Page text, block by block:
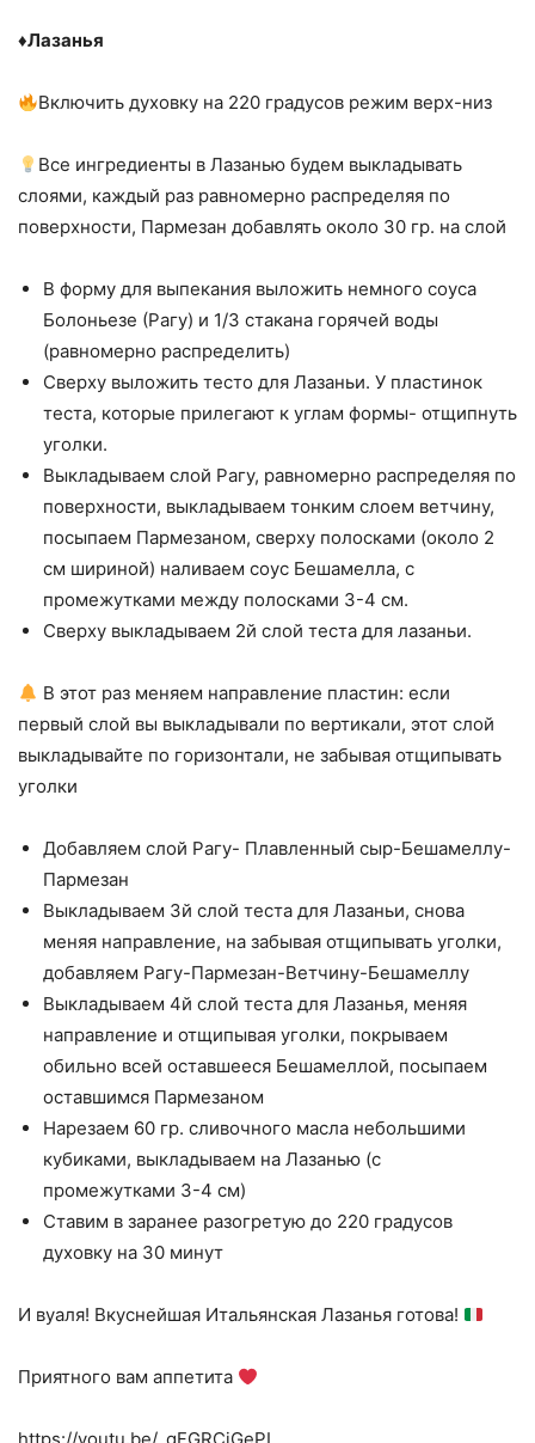
♦️Лазанья
Включить духовку на 220 градусов режим верх-низ
Все ингредиенты в Лазанью будем выкладывать
слоями, каждый раз равномерно распределяя по
поверхности, Пармезан добавлять около 30 гр. на слой
В форму для выпекания выложить немного соуса
Болоньезе (Рагу) и 1/3 стакана горячей воды
(равномерно распределить)
Сверху выложить тесто для Лазаньи. У пластинок
теста, которые прилегают к углам формы- отщипнуть
уголки.
Выкладываем слой Рагу, равномерно распределяя по
поверхности, выкладываем тонким слоем ветчину,
посыпаем Пармезаном, сверху полосками (около 2
см шириной) наливаем соус Бешамелла, с
промежутками между полосками 3-4 см.
Сверху выкладываем 2й слой теста для лазаньи.
В этот раз меняем направление пластин: если
первый слой вы выкладывали по вертикали, этот слой
выкладывайте по горизонтали, не забывая отщипывать
уголки
Добавляем слой Рагу- Плавленный сыр-Бешамеллу-
Пармезан
Выкладываем 3й слой теста для Лазаньи, снова
меняя направление, на забывая отщипывать уголки,
добавляем Рагу-Пармезан-Ветчину-Бешамеллу
Выкладываем 4й слой теста для Лазанья, меняя
направление и отщипывая уголки, покрываем
обильно всей оставшееся Бешамеллой, посыпаем
оставшимся Пармезаном
Нарезаем 60 гр. сливочного масла небольшими
кубиками, выкладываем на Лазанью (с
промежутками 3-4 см)
Ставим в заранее разогретую до 220 градусов
духовку на 30 минут
И вуаля! Вкуснейшая Итальянская Лазанья готова!
Приятного вам аппетита